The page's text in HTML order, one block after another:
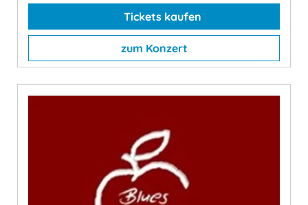
Tickets kaufen
zum Konzert